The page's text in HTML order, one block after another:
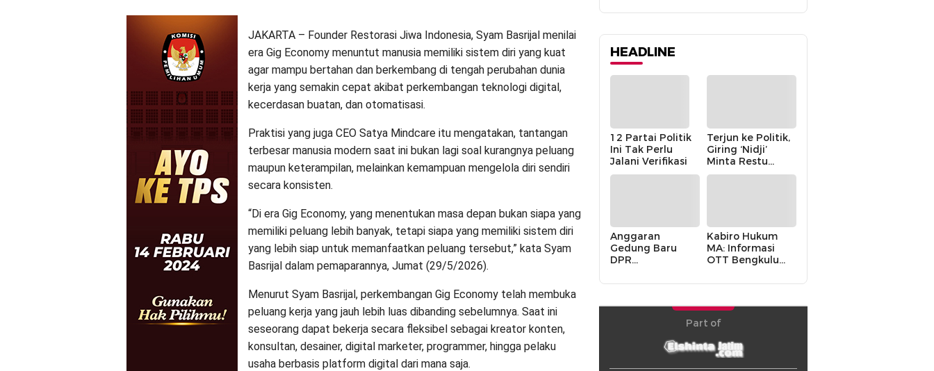
JAKARTA – Founder Restorasi Jiwa Indonesia, Syam Basrijal menilai
era Gig Economy menuntut manusia memiliki sistem diri yang kuat
agar mampu bertahan dan berkembang di tengah perubahan dunia
kerja yang semakin cepat akibat perkembangan teknologi digital,
kecerdasan buatan, dan otomatisasi.
Praktisi yang juga CEO Satya Mindcare itu mengatakan, tantangan
terbesar manusia modern saat ini bukan lagi soal kurangnya peluang
maupun keterampilan, melainkan kemampuan mengelola diri sendiri
secara konsisten.
“Di era Gig Economy, yang menentukan masa depan bukan siapa yang
memiliki peluang lebih banyak, tetapi siapa yang memiliki sistem diri
yang lebih siap untuk memanfaatkan peluang tersebut,” kata Syam
Basrijal dalam pemaparannya, Jumat (29/5/2026).
Menurut Syam Basrijal, perkembangan Gig Economy telah membuka
peluang kerja yang jauh lebih luas dibanding sebelumnya. Saat ini
seseorang dapat bekerja secara fleksibel sebagai kreator konten,
konsultan, desainer, digital marketer, programmer, hingga pelaku
usaha berbasis platform digital dari mana saja.
HEADLINE
12 Partai Politik
Ini Tak Perlu
Jalani Verifikasi
Terjun ke Politik,
Giring ‘Nidji’
Minta Restu
Keluarga
Anggaran
Gedung Baru
DPR
Cair karena
Budi” Pemerintah
Kabiro Hukum
MA: Informasi
OTT Bengkulu
Internal MA
Part of